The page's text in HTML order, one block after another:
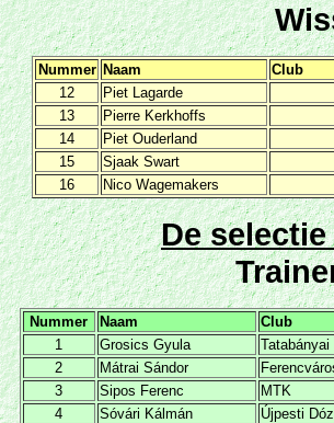
Nummer Naam
Club
12
Piet Lagarde
13
Pierre Kerkhoffs
14
Piet Ouderland
15
Sjaak Swart
16
Nico Wagemakers
De
Nummer Naam
Club
1
Grosics Gyula
2
Mátrai Sándor
3
Sipos Ferenc
MTK
4
Sóvári Kálmán
Újpesti